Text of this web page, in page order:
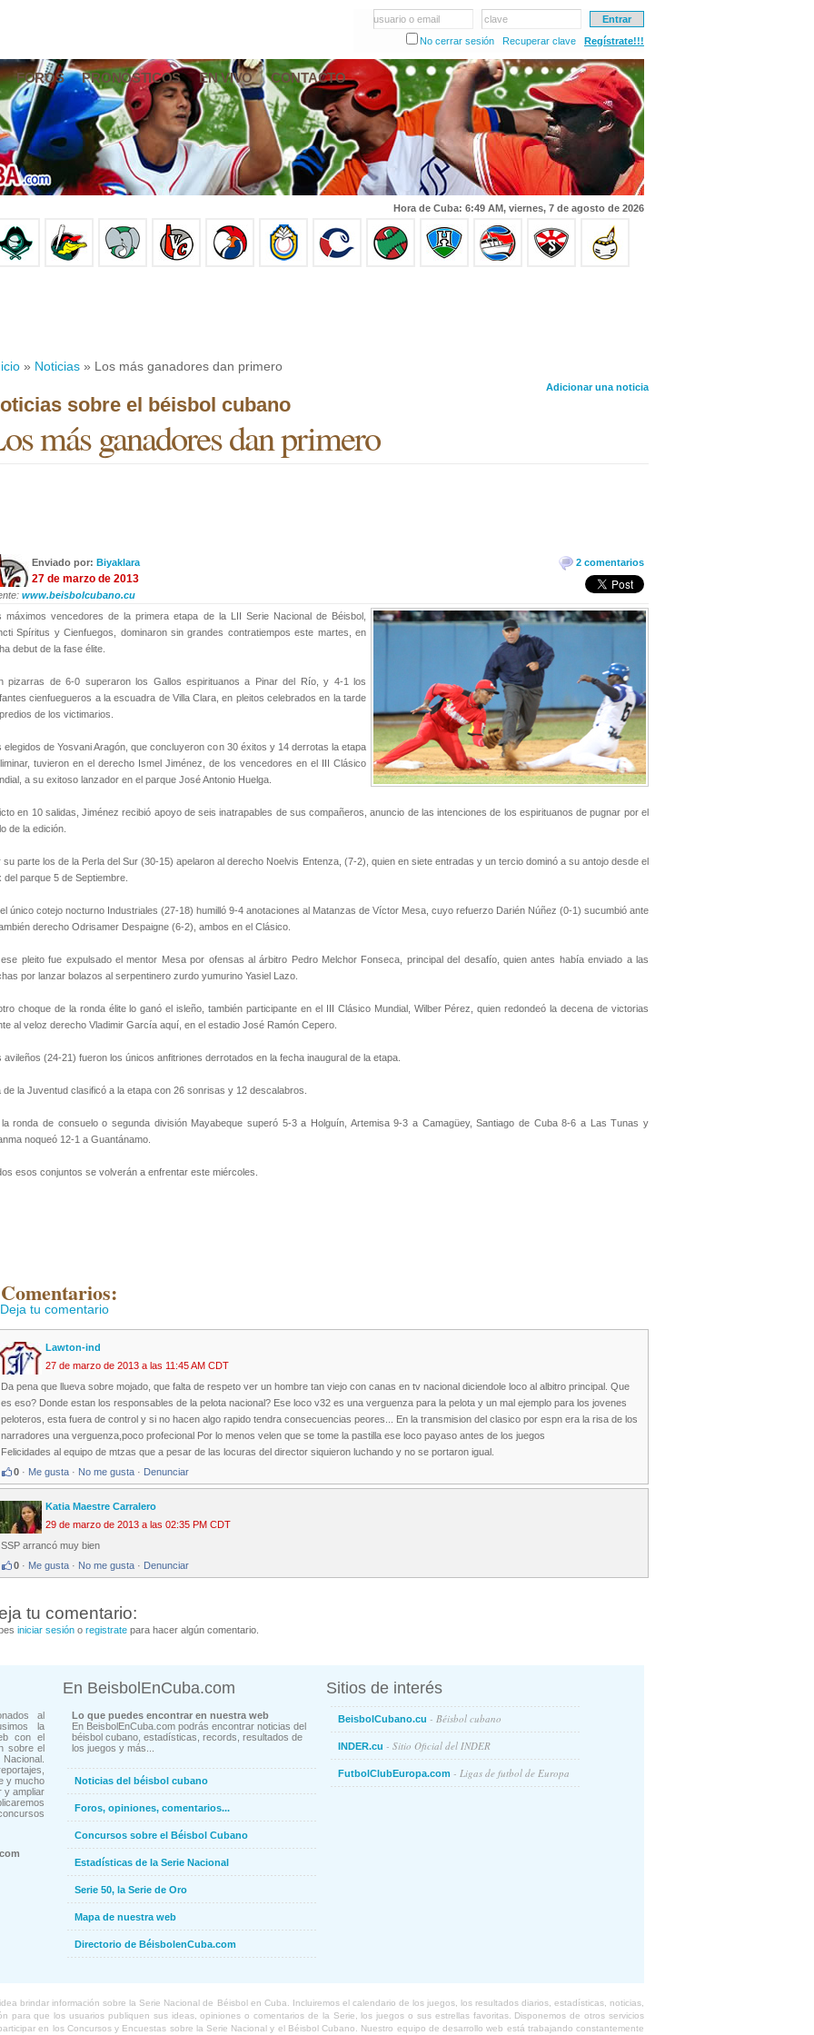
usuario o email
clave
No cerrar sesión
Recuperar clave Regístrate!!!
FOROS PRONÓSTICOS EN VIVO CONTACTO
Hora de Cuba: 6:49 AM, viernes, 7 de agosto de 2026
» Noticias » Los más ganadores dan primero
Adicionar una noticia
sobre el béisbol cubano
más ganadores dan primero
2 comentarios
Enviado por: Biyaklara
27 de marzo de 2013
www.beisbolcubano.cu
máximos vencedores de la primera etapa de la LII Serie Nacional de Béisbol,
Spíritus y Cienfuegos, dominaron sin grandes contratiempos este martes, en
debut de la fase élite.
pizarras de 6-0 superaron los Gallos espirituanos a Pinar del Río, y 4-1 los
cienfuegueros a la escuadra de Villa Clara, en pleitos celebrados en la tarde
de los victimarios.
elegidos de Yosvani Aragón, que concluyeron con 30 éxitos y 14 derrotas la etapa
tuvieron en el derecho Ismel Jiménez, de los vencedores en el III Clásico
a su exitoso lanzador en el parque José Antonio Huelga.
en 10 salidas, Jiménez recibió apoyo de seis inatrapables de sus compañeros, anuncio de las intenciones de los espirituanos de pugnar por el
de la edición.
su parte los de la Perla del Sur (30-15) apelaron al derecho Noelvis Entenza, (7-2), quien en siete entradas y un tercio dominó a su antojo desde el
del parque 5 de Septiembre.
único cotejo nocturno Industriales (27-18) humilló 9-4 anotaciones al Matanzas de Víctor Mesa, cuyo refuerzo Darién Núñez (0-1) sucumbió ante
derecho Odrisamer Despaigne (6-2), ambos en el Clásico.
pleito fue expulsado el mentor Mesa por ofensas al árbitro Pedro Melchor Fonseca, principal del desafío, quien antes había enviado a las
por lanzar bolazos al serpentinero zurdo yumurino Yasiel Lazo.
choque de la ronda élite lo ganó el isleño, también participante en el III Clásico Mundial, Wilber Pérez, quien redondeó la decena de victorias
al veloz derecho Vladimir García aquí, en el estadio José Ramón Cepero.
avileños (24-21) fueron los únicos anfitriones derrotados en la fecha inaugural de la etapa.
de la Juventud clasificó a la etapa con 26 sonrisas y 12 descalabros.
ronda de consuelo o segunda división Mayabeque superó 5-3 a Holguín, Artemisa 9-3 a Camagüey, Santiago de Cuba 8-6 a Las Tunas y
noqueó 12-1 a Guantánamo.
esos conjuntos se volverán a enfrentar este miércoles.
Deja tu comentario
Lawton-ind
27 de marzo de 2013 a las 11:45 AM CDT
Da pena que llueva sobre mojado, que falta de respeto ver un hombre tan viejo con canas en tv nacional diciendole loco al albitro principal. Que
es eso? Donde estan los responsables de la pelota nacional? Ese loco v32 es una verguenza para la pelota y un mal ejemplo para los jovenes
peloteros, esta fuera de control y si no hacen algo rapido tendra consecuencias peores... En la transmision del clasico por espn era la risa de los
narradores una verguenza,poco profecional Por lo menos velen que se tome la pastilla ese loco payaso antes de los juegos
Felicidades al equipo de mtzas que a pesar de las locuras del director siquieron luchando y no se portaron igual.
0 · Me gusta · No me gusta · Denunciar
Katia Maestre Carralero
29 de marzo de 2013 a las 02:35 PM CDT
SSP arrancó muy bien
0 · Me gusta · No me gusta · Denunciar
tu comentario:
iniciar sesión o registrate para hacer algún comentario.
al
la
con el
sobre el
y mucho
y ampliar
En BeisbolEnCuba.com
Lo que puedes encontrar en nuestra web
En BeisbolEnCuba.com podrás encontrar noticias del
béisbol cubano, estadísticas, records, resultados de
los juegos y más...
Noticias del béisbol cubano
Foros, opiniones, comentarios...
Concursos sobre el Béisbol Cubano
Estadísticas de la Serie Nacional
Serie 50, la Serie de Oro
Mapa de nuestra web
Directorio de BéisbolenCuba.com
Sitios de interés
BeisbolCubano.cu - Béisbol cubano
INDER.cu - Sitio Oficial del INDER
FutbolClubEuropa.com - Ligas de futbol de Europa
brindar información sobre la Serie Nacional de Béisbol en Cuba. Incluiremos el calendario de los juegos, los resultados diarios, estadísticas, noticias,
para que los usuarios publiquen sus ideas, opiniones o comentarios de la Serie, los juegos o sus estrellas favoritas. Disponemos de otros servicios
en los Concursos y Encuestas sobre la Serie Nacional y el Béisbol Cubano. Nuestro equipo de desarrollo web está trabajando constantemente